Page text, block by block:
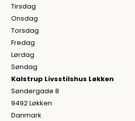
Tirsdag
Onsdag
Torsdag
Fredag
Lørdag
Søndag
Kalstrup Livsstilshus Løkken
Søndergade 8
9492 Løkken
Danmark